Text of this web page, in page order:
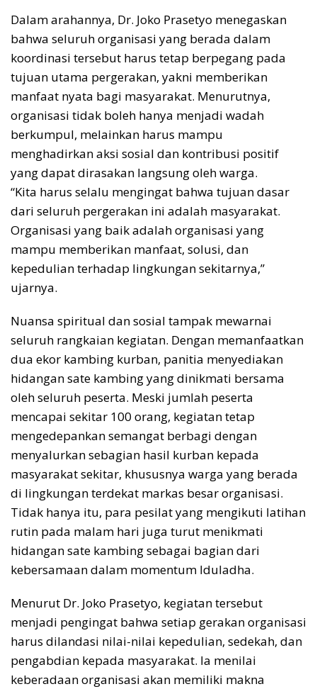
Dalam arahannya, Dr. Joko Prasetyo menegaskan
bahwa seluruh organisasi yang berada dalam
koordinasi tersebut harus tetap berpegang pada
tujuan utama pergerakan, yakni memberikan
manfaat nyata bagi masyarakat. Menurutnya,
organisasi tidak boleh hanya menjadi wadah
berkumpul, melainkan harus mampu
menghadirkan aksi sosial dan kontribusi positif
yang dapat dirasakan langsung oleh warga.
“Kita harus selalu mengingat bahwa tujuan dasar
dari seluruh pergerakan ini adalah masyarakat.
Organisasi yang baik adalah organisasi yang
mampu memberikan manfaat, solusi, dan
kepedulian terhadap lingkungan sekitarnya,”
ujarnya.
Nuansa spiritual dan sosial tampak mewarnai
seluruh rangkaian kegiatan. Dengan memanfaatkan
dua ekor kambing kurban, panitia menyediakan
hidangan sate kambing yang dinikmati bersama
oleh seluruh peserta. Meski jumlah peserta
mencapai sekitar 100 orang, kegiatan tetap
mengedepankan semangat berbagi dengan
menyalurkan sebagian hasil kurban kepada
masyarakat sekitar, khususnya warga yang berada
di lingkungan terdekat markas besar organisasi.
Tidak hanya itu, para pesilat yang mengikuti latihan
rutin pada malam hari juga turut menikmati
hidangan sate kambing sebagai bagian dari
kebersamaan dalam momentum Iduladha.
Menurut Dr. Joko Prasetyo, kegiatan tersebut
menjadi pengingat bahwa setiap gerakan organisasi
harus dilandasi nilai-nilai kepedulian, sedekah, dan
pengabdian kepada masyarakat. Ia menilai
keberadaan organisasi akan memiliki makna